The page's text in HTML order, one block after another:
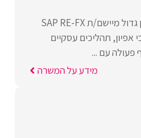
MalamTeam מגייסת לארגון גדול מיישם/ת SAP RE-FX
תהליכים עסקיים
פעולה עם ...
מידע על המשרה